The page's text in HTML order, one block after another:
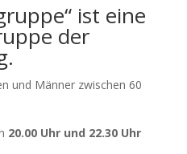
ist eine
der
und Männer zwischen 60
20.00 Uhr und 22.30 Uhr